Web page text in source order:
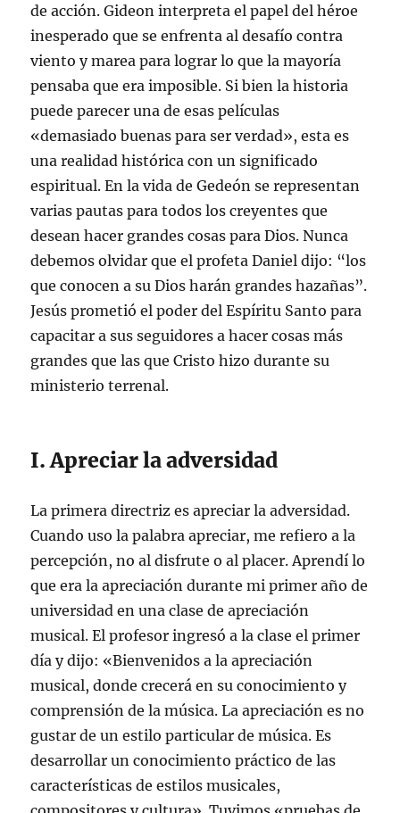
de acción. Gideon interpreta el papel del héroe
inesperado que se enfrenta al desafío contra
viento y marea para lograr lo que la mayoría
pensaba que era imposible. Si bien la historia
puede parecer una de esas películas
«demasiado buenas para ser verdad», esta es
una realidad histórica con un significado
espiritual. En la vida de Gedeón se representan
varias pautas para todos los creyentes que
desean hacer grandes cosas para Dios. Nunca
debemos olvidar que el profeta Daniel dijo: “los
que conocen a su Dios harán grandes hazañas”.
Jesús prometió el poder del Espíritu Santo para
capacitar a sus seguidores a hacer cosas más
grandes que las que Cristo hizo durante su
ministerio terrenal.
I. Apreciar la adversidad
La primera directriz es apreciar la adversidad.
Cuando uso la palabra apreciar, me refiero a la
percepción, no al disfrute o al placer. Aprendí lo
que era la apreciación durante mi primer año de
universidad en una clase de apreciación
musical. El profesor ingresó a la clase el primer
día y dijo: «Bienvenidos a la apreciación
musical, donde crecerá en su conocimiento y
comprensión de la música. La apreciación es no
gustar de un estilo particular de música. Es
desarrollar un conocimiento práctico de las
características de estilos musicales,